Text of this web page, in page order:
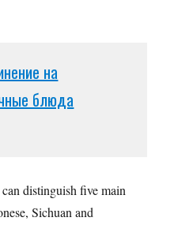
на
блюда
distinguish five main
Sichuan and